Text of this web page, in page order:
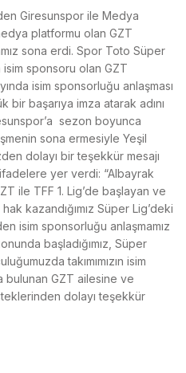
Giresunspor ile Medya
platformu olan GZT
sona erdi. Spor Toto Süper
sponsoru olan GZT
isim sponsorluğu anlaşması
bir başarıya imza atarak adını
sezon boyunca
sona ermesiyle Yeşil
dolayı bir teşekkür mesajı
ifadelere yer verdi: “Albayrak
ile TFF 1. Lig’de başlayan ve
kazandığımız Süper Lig’deki
isim sponsorluğu anlaşmamız
başladığımız, Süper
takımımızın isim
bulunan GZT ailesine ve
dolayı teşekkür